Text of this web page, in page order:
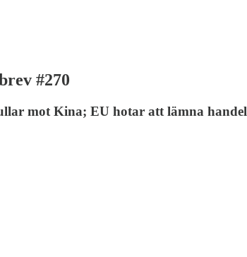
#270
mot Kina; EU hotar att lämna